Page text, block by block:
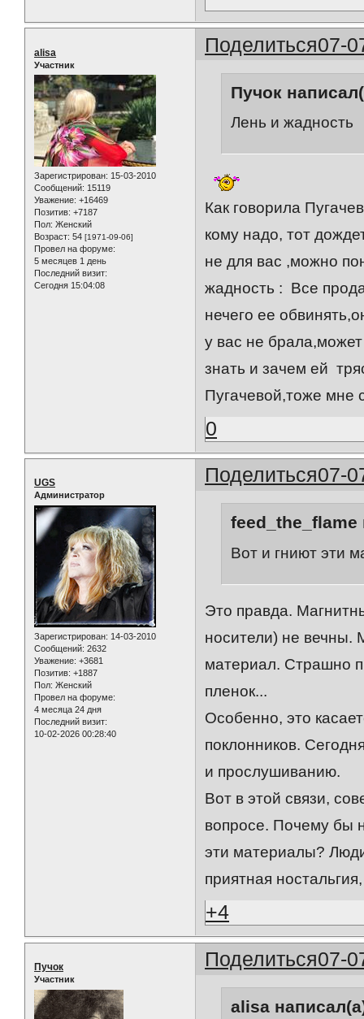
Поделиться07-
alisa
Участник
Зарегистрирован: 15-03-2010
Сообщений: 15119
Уважение: +16469
Позитив: +7187
Пол: Женский
Возраст: 54 [1971-09-06]
Провел на форуме:
5 месяцев 1 день
Последний визит:
Сегодня 15:04:08
Пучок
Лень и жадность
Как говорила
кому надо, тот
не для вас ,можно
жадность : Все
нечего ее
у вас не
знать и зачем ей
Пугачевой,тоже мне
0
Поделиться07-
UGS
Администратор
Зарегистрирован: 14-03-2010
Сообщений: 2632
Уважение: +3681
Позитив: +1887
Пол: Женский
Провел на форуме:
4 месяца 24 дня
Последний визит:
10-02-2026 00:28:40
feed_the_flame
Вот и гниют эти
Это правда.
носители) не вечны.
материал. Страшно
пленок...
Особенно, это
поклонников.
и прослушиванию.
Вот в этой связи,
вопросе. Почему бы
эти материалы?
приятная
+4
Поделиться07-
Пучок
Участник
alisa